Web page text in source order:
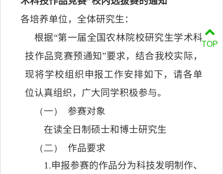
各培养单位，全体研究生：
根据“第一届全国农林院校研究生学术科
技作品竞赛预通知”要求，结合我校实际，
现将学校组织申报工作安排如下，请各单
位认真组织，广大同学积极参与。
（一）
参赛对象
在读全日制硕士和博士研究生
（二）
作品要求
1.申报参赛的作品分为科技发明制作、
TOP